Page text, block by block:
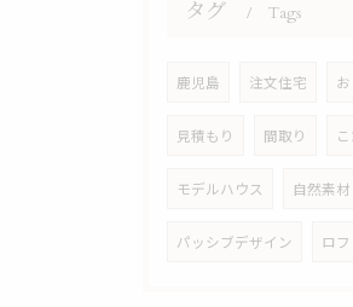
タグ Tags
鹿児島 注文住宅
見積もり 間取り
モデルハウス 自然素材
パッシブデザイン ロフ